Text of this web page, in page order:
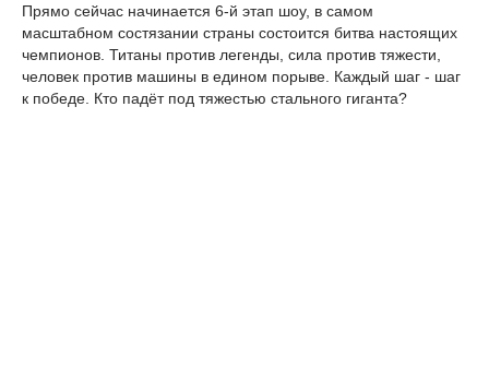
Прямо сейчас начинается 6-й этап шоу, в самом
масштабном состязании страны состоится битва настоящих
чемпионов. Титаны против легенды, сила против тяжести,
человек против машины в едином порыве. Каждый шаг - шаг
к победе. Кто падёт под тяжестью стального гиганта?